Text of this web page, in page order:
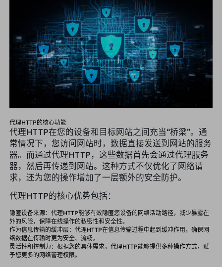
长效ISP代理 $1.4
搜索引擎优化
广告验证
网页抓取
查看所有
合作伙伴
免费工具
代理检查程序
免费代理名单
位置
美国
英国
巴西
俄罗斯
常见问题解答
博客
集成
我应该选择哪种代理类型：动态
住宅代理、不限流量套餐、静态
住宅代理？
购买后如何提取 IP
中文
English
Deutsch
Indonesia
Русский
हिंदी
Português
享受77%现在就行动!
住宅0美元/GB 无限的0美元/天
登录 注册
代理HTTP的核心功能
代理HTTP在您的设备和目标网站之间充当“桥梁”。通
常情况下，您访问网站时，数据直接发送到网站的服务
器。而通过代理HTTP，这些数据首先会通过代理服务
器，然后再传递到网站。这种方式不仅优化了网络请
求，还为您的操作增加了一层额外的安全防护。
代理HTTP的核心优势包括：
隐匿设备来源：代理HTTP能够有效隐匿您设备的网络活动路径，减少暴露在
外的风险，保障在线操作的私密性和安全性。
作为信息传输的缓冲层：代理HTTP在信息传输过程中起到缓冲作用，确保网
络数据在传输时更为安全、流畅。
灵活性和控制力 ：根据您的具体需求，代理HTTP能够提供多种操作方式，赋
予您更多的网络管理权限。